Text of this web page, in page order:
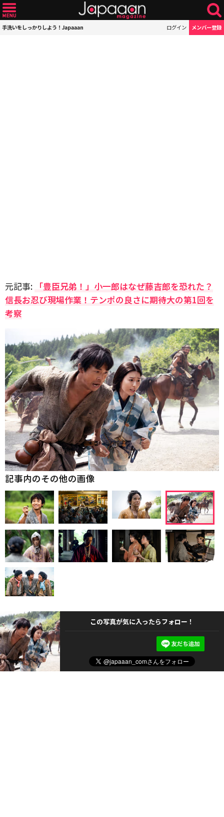
手洗いをしっかりしよう！Japaaan ログイン メンバー登録
元記事: 「豊臣兄弟！」小一郎はなぜ藤吉郎を恐れた？
信長お忍び現場作業！テンポの良さに期待大の第1回を
考察
記事内のその他の画像
この写真が気に入ったらフォロー！